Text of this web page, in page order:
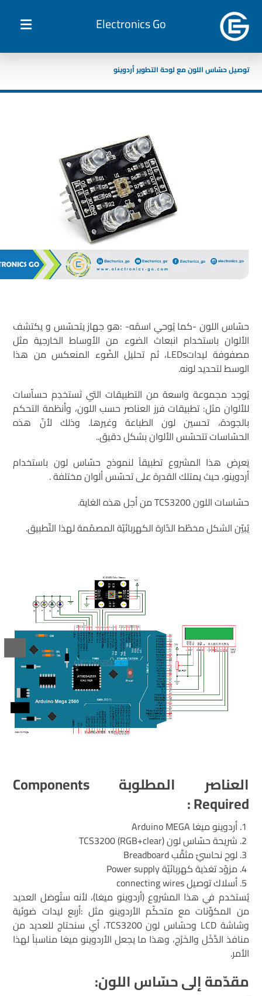
Electronics Go
توصيل حسّاس اللون مع لوحة التطوير أردوينو
حسّاس اللون -كما يُوحي اسمُه- :هو جهاز يتحسّس و يكتشف
الألوان باستخدام انبعاث الضوء من الأوساط الخارجية مثل
مصفوفة ليداتLEDs، ثم تحليل الضّوء المنعكس من هذا
الوسط لتحديد لونه.
يُوجد مجموعة واسعة من التطبيقات التي تَستخدِم حساّسات
للألوان مثل: تطبيقات فرز العناصر حسب اللون، وأنظمة التحكم
بالجودة، تحسين لون الطباعة وغيرها. وذلك لأنّ هذه
الحسّاسات تتحسّس الألوان بشكل دقيق..
يَعرِض هذا المشروع تطبيقاً لنموذج حسّاس لون باستخدام
أردوينو، حيث يمتلك القدرة على تحسّس ألوان مختلفة .
حسّاسات اللون TCS3200 من أجل هذه الغاية.
يُبيّن الشكل مخطّط الدّارة الكهربائيّة المصمّمة لهذا التّطبيق.
العناصر المطلوبة Components
Required
:
أردوينو ميغا Arduino MEGA
شريحة حسّاس لون (TCS3200 (RGB+clear
لوح نحاسيّ مثقَّب Breadboard
مزوّد تغذية كهربائيّة Power supply
أسلاك توصيل connecting wires
يُستخدم في هذا المشروع (أردوينو ميغا)، لأنه ستُوصَل العديد
من المكوِّنات مع متحكّم الأردوينو مثل :أربع ليدات ضوئية
وشاشة LCD وحسّاس لون TCS3200، أي سنحتاج للعديد من
منافذ الدَّخْل والخَرْج، وهذا ما يجعل الأردوينو ميغا مناسباً لهذا
الأمر.
مقدّمة إلى حسّاس اللون: